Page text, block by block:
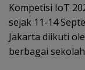
Kompetisi IoT
sejak 11-14
Jakarta diikuti
berbagai